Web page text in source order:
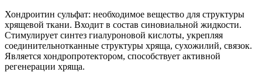
Хондроитин сульфат: необходимое вещество для структуры
хрящевой ткани. Входит в состав синовиальной жидкости.
Стимулирует синтез гиалуроновой кислоты, укрепляя
соединительнотканные структуры хряща, сухожилий, связок.
Является хондропротектором, способствует активной
регенерации хряща.